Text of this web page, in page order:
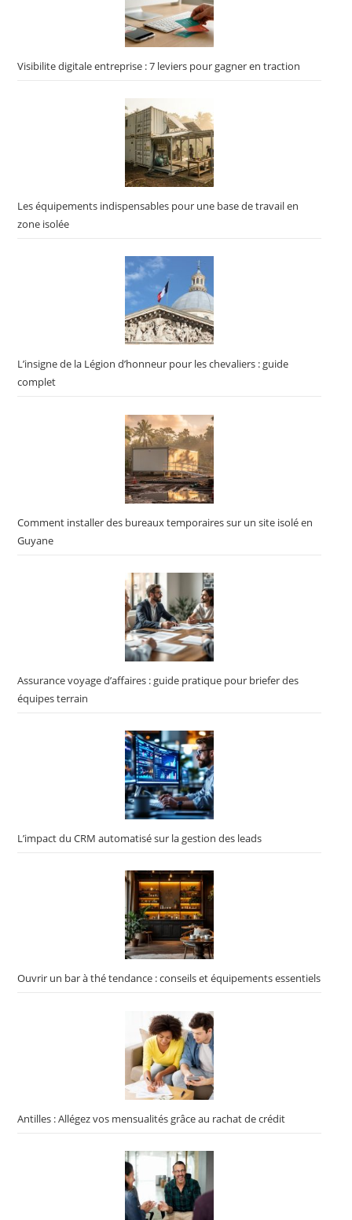
Visibilite digitale entreprise : 7 leviers pour gagner en traction
Les équipements indispensables pour une base de travail en
zone isolée
L’insigne de la Légion d’honneur pour les chevaliers : guide
complet
Comment installer des bureaux temporaires sur un site isolé en
Guyane
Assurance voyage d’affaires : guide pratique pour briefer des
équipes terrain
L’impact du CRM automatisé sur la gestion des leads
Ouvrir un bar à thé tendance : conseils et équipements essentiels
Antilles : Allégez vos mensualités grâce au rachat de crédit